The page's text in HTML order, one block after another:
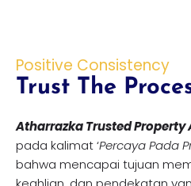
Positive Consistency
Trust The
Atharrazka Trusted Property
pada kalimat ‘Percaya Pada
bahwa mencapai tujuan